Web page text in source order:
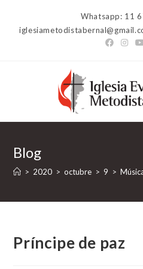
contenido
Whatsapp: 11
Blog
> 2020 > octubre > 9 >
Príncipe de paz